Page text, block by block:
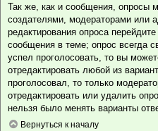
Так же, как и сообщения, опросы
создателями, модераторами или
редактирования опроса
сообщения в теме; опрос всегда
успел проголосовать, то вы
отредактировать любой из
проголосовал, то только
отредактировать или удалить
нельзя было менять варианты
Вернуться к началу